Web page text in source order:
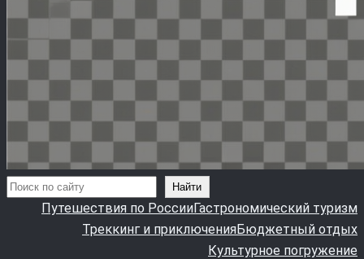
Поиск Найти
Путешествия по РоссииГастрономический туризм
Треккинг и приключенияБюджетный отдых
Культурное погружение